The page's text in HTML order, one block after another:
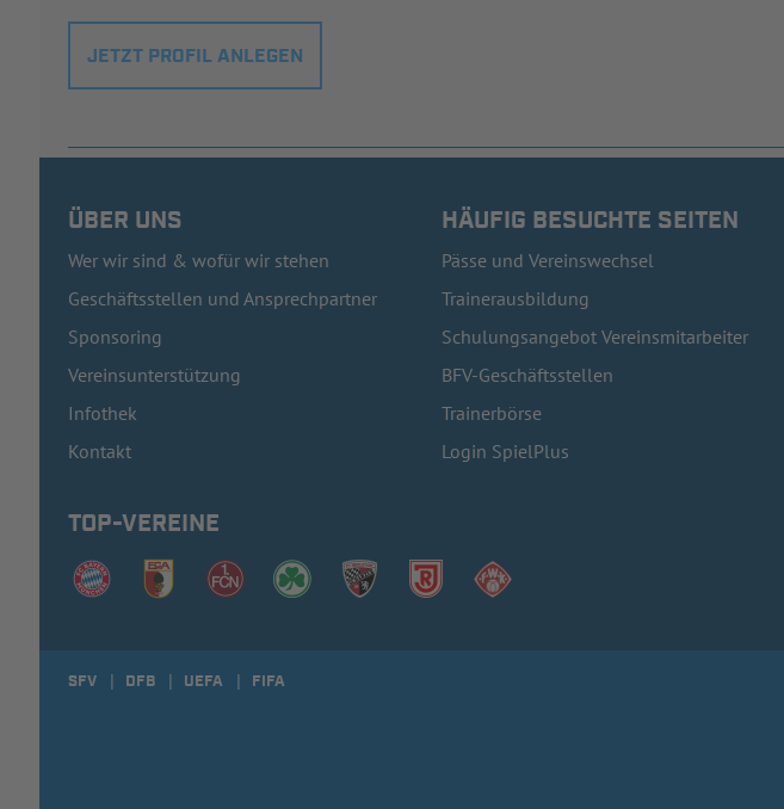
JETZT PROFIL ANLEGEN
ÜBER UNS
Wer wir sind & wofür wir stehen
Geschäftsstellen und Ansprechpartner
Sponsoring
Vereinsunterstützung
Infothek
Kontakt
HÄUFIG BESUCHTE SEITEN
Pässe und Vereinswechsel
Trainerausbildung
Schulungsangebot Vereinsmitarbeiter
BFV-Geschäftsstellen
Trainerbörse
Login SpielPlus
TOP-VEREINE
SFV DFB UEFA FIFA